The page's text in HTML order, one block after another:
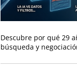
Descubre por qué 29
búsqueda y